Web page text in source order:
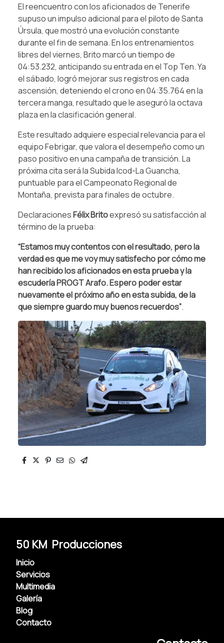
El reencuentro con los aficionados de Tenerife
supuso un impulso adicional para el piloto de Santa
Úrsula, que mostró una evolución constante
durante el fin de semana. En los entrenamientos
libres del viernes, Brito marcó un tiempo de
04:53.232, anticipando su entrada en el Top Ten. Ya
el sábado, logró mejorar sus registros en cada
ascensión, deteniendo el crono en 04:35.764 en la
tercera manga, resultado que le aseguró la octava
plaza en la clasificación general.
Este resultado adquiere especial relevancia para el
equipo Febrigar, que valora el desempeño como un
paso positivo en una campaña de transición. La
próxima cita será la Subida Icod-La Guancha,
puntuable para el Campeonato Regional de
Montaña, prevista para finales de octubre.
DeclaracionesFélix Britoexpresó su satisfacción al
término de la prueba:
“Estamos muy contentos con el resultado, pero la
verdad es que me voy muy satisfecho por cómo me
han recibido los aficionados en esta prueba y la
escudería PROGT Arafo. Espero poder estar
nuevamente el próximo año en esta subida, de la
que siempre guardo muy buenos recuerdos”.
50 KM Producciones
Inicio
Servicios
Multimedia
Galería
Blog
Contacto